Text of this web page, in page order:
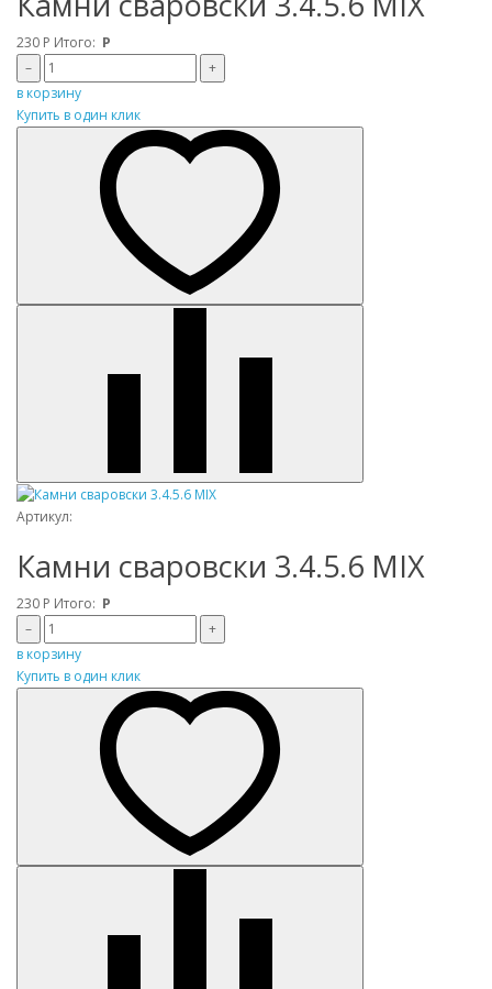
230 Р Итого: Р
–
+
в корзину
Купить в один клик
Артикул:
Камни сваровски 3.4.5.6 MIX
230 Р Итого: Р
–
+
в корзину
Купить в один клик